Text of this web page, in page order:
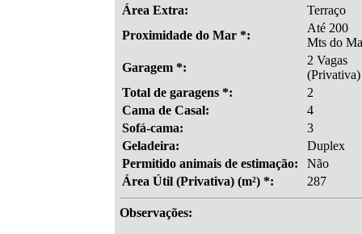
Área Extra:
Terraço
Proximidade do Mar *:
Até 200
Mts do
Garagem *:
2 Vagas
(Privativa)
Total de garagens *:
2
Cama de Casal:
4
Sofá-cama:
3
Geladeira:
Duplex
Permitido animais de estimação:
Não
Área Útil (Privativa) (m²) *:
287
Observações: